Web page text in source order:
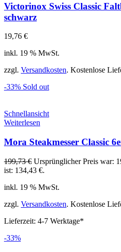
Victorinox Swiss Classic
schwarz
19,76 €
inkl. 19 % MwSt.
zzgl. Versandkosten. Kostenlose
-33% Sold out
Schnellansicht
Weiterlesen
Mora Steakmesser Classic
199,73€ Ursprünglicher Preis war:
ist: 134,43 €.
inkl. 19 % MwSt.
zzgl. Versandkosten. Kostenlose
Lieferzeit: 4-7 Werktage*
-33%